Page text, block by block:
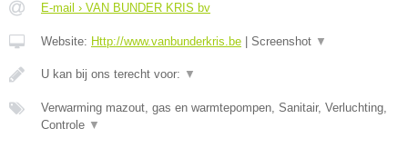
E-mail › VAN BUNDER KRIS bv
Website: Http://www.vanbunderkris.be Screenshot ▼
U kan bij ons terecht voor: ▼
Verwarming mazout, gas en warmtepompen, Sanitair, Verluchting,
Controle ▼